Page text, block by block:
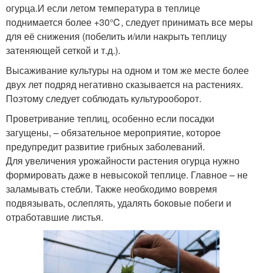
огурца.И если летом температура в теплице
поднимается более +30℃, следует принимать все меры
для её снижения (побелить и/или накрыть теплицу
затеняющей сеткой и т.д.).
Высаживание культуры на одном и том же месте более
двух лет подряд негативно сказывается на растениях.
Поэтому следует соблюдать культурооборот.
Проветривание теплиц, особенно если посадки
загущены, – обязательное мероприятие, которое
предупредит развитие грибных заболеваний.
Для увеличения урожайности растения огурца нужно
формировать даже в невысокой теплице. Главное – не
заламывать стебли. Также необходимо вовремя
подвязывать, ослеплять, удалять боковые побеги и
отработавшие листья.